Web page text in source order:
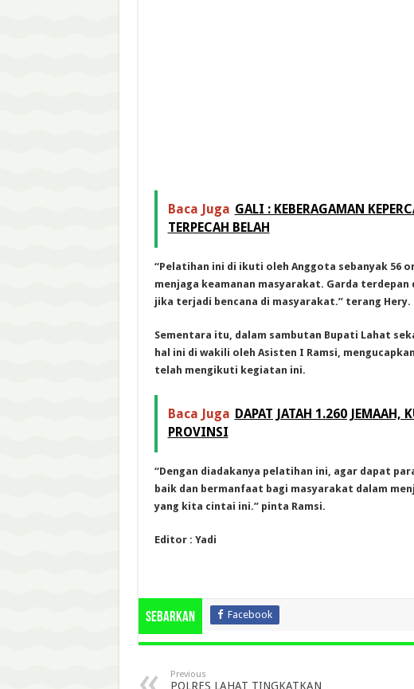
Baca Juga GALI : KEBERAGAMAN
TERPECAH BELAH
“Pelatihan ini di ikuti oleh Anggota sebanyak 56
menjaga keamanan masyarakat. Garda
jika terjadi bencana di masyarakat.” terang Hery.
Sementara itu, dalam sambutan Bupati Lahat
hal ini di wakili oleh Asisten I Ramsi,
telah mengikuti kegiatan ini.
Baca Juga DAPAT JATAH 1.260 JEMAAH,
PROVINSI
“Dengan diadakanya pelatihan ini, agar dapat
baik dan bermanfaat bagi masyarakat dalam
yang kita cintai ini.” pinta Ramsi.
Editor : Yadi
Sebarkan Facebook
Previous
POLRES LAHAT TINGKATKAN